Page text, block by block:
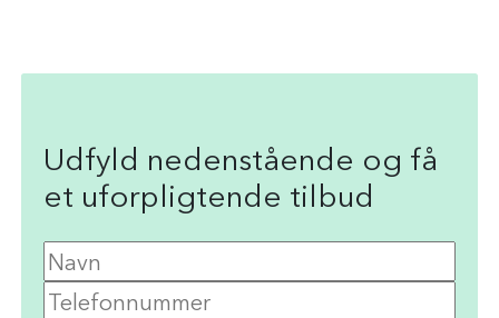
Udfyld nedenstående og få
et uforpligtende tilbud
Navn
Telefonnummer